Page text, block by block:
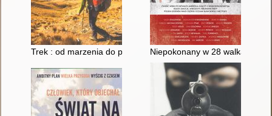
Trek : od marzenia do przygody, wszystko o wędrowaniu
Niepokonany w 28 walkach